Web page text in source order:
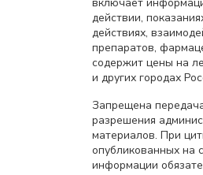
действии,
действиях,
препаратов,
содержит цены на
и других городах
Запрещена
разрешения
материалов. При
опубликованных на
информации